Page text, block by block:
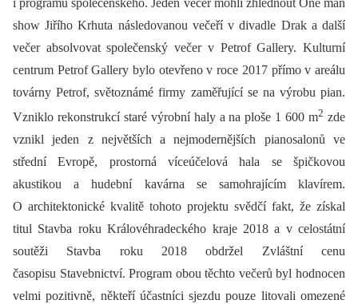
show Jiřího Krhuta následovanou večeří v divadle Drak a další
večer absolvovat společenský večer v Petrof Gallery. Kulturní
centrum Petrof Gallery bylo otevřeno v roce 2017 přímo v areálu
továrny Petrof, světoznámé firmy zaměřující se na výrobu pian.
Vzniklo rekonstrukcí staré výrobní haly a na ploše 1 600 m2 zde
vznikl jeden z největších a nejmodernějších pianosalonů ve
střední Evropě, prostorná víceúčelová hala se špičkovou
akustikou a hudební kavárna se samohrajícím klavírem.
O architektonické kvalitě tohoto projektu svědčí fakt, že získal
titul Stavba roku Královéhradeckého kraje 2018 a v celostátní
soutěži Stavba roku 2018 obdržel Zvláštní cenu
časopisu Stavebnictví. Program obou těchto večerů byl hodnocen
velmi pozitivně, někteří účastníci sjezdu pouze litovali omezené